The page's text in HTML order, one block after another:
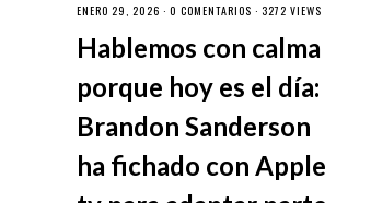
ENERO 29, 2026 · 0 COMENTARIOS · 3272 VIEWS
Hablemos con calma
porque hoy es el día:
Brandon Sanderson
ha fichado con Apple